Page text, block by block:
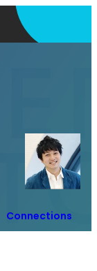
Connections